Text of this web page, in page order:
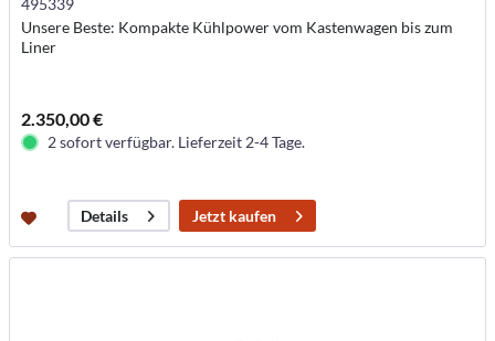
495339
Unsere Beste: Kompakte Kühlpower vom Kastenwagen bis zum
Liner
2.350,00 €
2 sofort verfügbar. Lieferzeit 2-4 Tage.
Details Jetzt kaufen